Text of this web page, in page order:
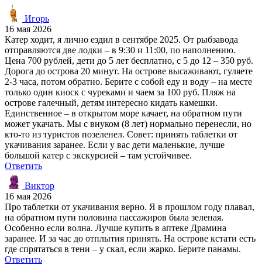
Игорь
16 мая 2026
Катер ходит, я лично ездил в сентябре 2025. От рыбзавода
отправляются две лодки – в 9:30 и 11:00, по наполнению.
Цена 700 рублей, дети до 5 лет бесплатно, с 5 до 12 – 350 руб.
Дорога до острова 20 минут. На острове высаживают, гуляете
2-3 часа, потом обратно. Берите с собой еду и воду – на месте
только один киоск с чуреками и чаем за 100 руб. Пляж на
острове галечный, детям интересно кидать камешки.
Единственное – в открытом море качает, на обратном пути
может укачать. Мы с внуком (8 лет) нормально перенесли, но
кто-то из туристов позеленел. Совет: принять таблетки от
укачивания заранее. Если у вас дети маленькие, лучше
большой катер с экскурсией – там устойчивее.
Ответить
Виктор
16 мая 2026
Про таблетки от укачивания верно. Я в прошлом году плавал,
на обратном пути половина пассажиров была зеленая.
Особенно если волна. Лучше купить в аптеке Драмина
заранее. И за час до отплытия принять. На острове кстати есть
где спрятаться в тени – у скал, если жарко. Берите панамы.
Ответить